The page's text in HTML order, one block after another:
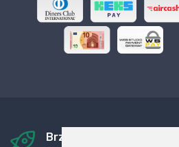
Brza i sigurna dostava